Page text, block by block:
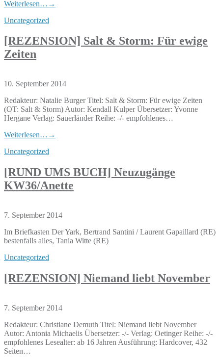
Weiterlesen… →
Uncategorized
[REZENSION] Salt & Storm: Für ewige
Zeiten
10. September 2014
Redakteur: Natalie Burger Titel: Salt & Storm: Für ewige Zeiten
(OT: Salt & Storm) Autor: Kendall Kulper Übersetzer: Yvonne
Hergane Verlag: Sauerländer Reihe: -/- empfohlenes…
Weiterlesen… →
Uncategorized
[RUND UMS BUCH] Neuzugänge
KW36/Anette
7. September 2014
Im Briefkasten Der Yark, Bertrand Santini / Laurent Gapaillard (RE)
bestenfalls alles, Tania Witte (RE)
Uncategorized
[REZENSION] Niemand liebt November
7. September 2014
Redakteur: Christiane Demuth Titel: Niemand liebt November
Autor: Antonia Michaelis Übersetzer: -/- Verlag: Oetinger Reihe: -/-
empfohlenes Lesealter: ab 16 Jahren Ausführung: Hardcover, 432
Seiten…